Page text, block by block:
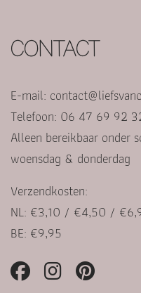
CONTACT
E-mail:
Telefoon: 06 47 69 92
Alleen bereikbaar onder
woensdag & donderdag
Verzendkosten:
NL: €3,10 / €4,50 /
BE: €9,95